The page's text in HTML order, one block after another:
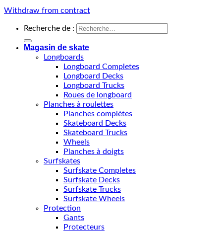
Withdraw from contract
Recherche de :
Magasin de skate
Longboards
Longboard Completes
Longboard Decks
Longboard Trucks
Roues de longboard
Planches à roulettes
Planches complètes
Skateboard Decks
Skateboard Trucks
Wheels
Planches à doigts
Surfskates
Surfskate Completes
Surfskate Decks
Surfskate Trucks
Surfskate Wheels
Protection
Gants
Protecteurs